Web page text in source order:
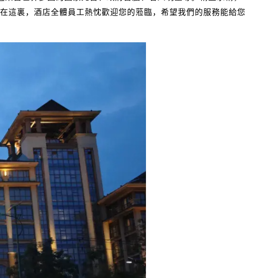
這裏，酒店全體員工熱忱歡迎您的蒞臨，希望我們的服務能給您